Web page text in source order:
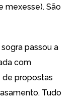
mexesse). São
passou a
com
de propostas
Tudo